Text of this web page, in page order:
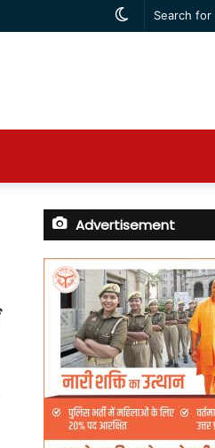
Switch
Advertisement